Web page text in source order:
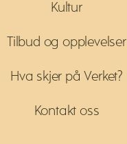
Kultur
Tilbud og opplevelser
Hva skjer på Verket?
Kontakt oss